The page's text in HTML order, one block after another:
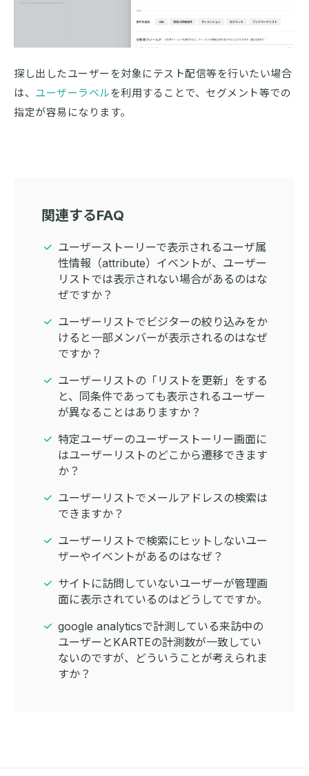
探し出したユーザーを対象にテスト配信等を行いたい場合
は、 ユーザーラベルを利用することで、セグメント等での
指定が容易になります。
関連するFAQ
ユーザーストーリーで表示されるユーザ属
性情報（attribute）イベントが、ユーザー
リストでは表示されない場合があるのはな
ぜですか？
ユーザーリストでビジターの絞り込みをか
けると一部メンバーが表示されるのはなぜ
ですか？
ユーザーリストの「リストを更新」をする
と、同条件であっても表示されるユーザー
が異なることはありますか？
特定ユーザーのユーザーストーリー画面に
はユーザーリストのどこから遷移できます
か？
ユーザーリストでメールアドレスの検索は
できますか？
ユーザーリストで検索にヒットしないユー
ザーやイベントがあるのはなぜ？
サイトに訪問していないユーザーが管理画
面に表示されているのはどうしてですか。
google analyticsで計測している来訪中の
ユーザーとKARTEの計測数が一致してい
ないのですが、どういうことが考えられま
すか？